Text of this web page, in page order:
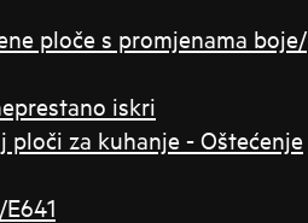
ploče s promjenama boje/
iskri
za kuhanje - Oštećenje